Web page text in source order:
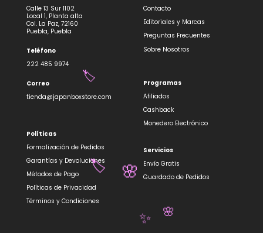
Calle 13 Sur 1102
Local 1, Planta alta
Col. La Paz, 72160
Puebla, Puebla
Teléfono
222 485 9974
Correo
tienda@japanboxstore.com
Políticas
Formalización de Pedidos
Garantías y Devoluciones
Métodos de Pago
Políticas de Privacidad
Términos y Condiciones
Contacto
Editoriales y Marcas
Preguntas Frecuentes
Sobre Nosotros
Programas
Afiliados
Cashback
Monedero Electrónico
Servicios
Envío Gratis
Guardado de Pedidos
🏷️